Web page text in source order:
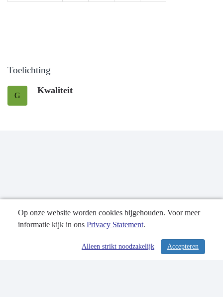
Toelichting
G
Kwaliteit
/ 231
Publicatiedatum: 11-09-2020
Op onze website worden cookies bijgehouden. Voor meer
informatie kijk in ons Privacy Statement.
Accepteren
Alleen strikt noodzakelijk